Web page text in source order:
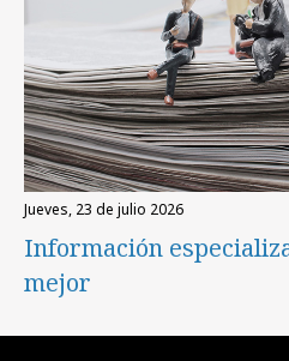
jueves, 23 de julio 2026
Información
mejor